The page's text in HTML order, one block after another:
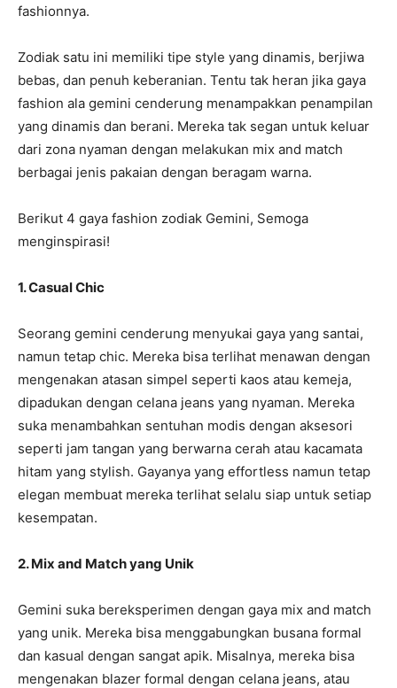
fashionnya.
Zodiak satu ini memiliki tipe style yang dinamis, berjiwa
bebas, dan penuh keberanian. Tentu tak heran jika gaya
fashion ala gemini cenderung menampakkan penampilan
yang dinamis dan berani. Mereka tak segan untuk keluar
dari zona nyaman dengan melakukan mix and match
berbagai jenis pakaian dengan beragam warna.
Berikut 4 gaya fashion zodiak Gemini, Semoga
menginspirasi!
1. Casual Chic
Seorang gemini cenderung menyukai gaya yang santai,
namun tetap chic. Mereka bisa terlihat menawan dengan
mengenakan atasan simpel seperti kaos atau kemeja,
dipadukan dengan celana jeans yang nyaman. Mereka
suka menambahkan sentuhan modis dengan aksesori
seperti jam tangan yang berwarna cerah atau kacamata
hitam yang stylish. Gayanya yang effortless namun tetap
elegan membuat mereka terlihat selalu siap untuk setiap
kesempatan.
2. Mix and Match yang Unik
Gemini suka bereksperimen dengan gaya mix and match
yang unik. Mereka bisa menggabungkan busana formal
dan kasual dengan sangat apik. Misalnya, mereka bisa
mengenakan blazer formal dengan celana jeans, atau